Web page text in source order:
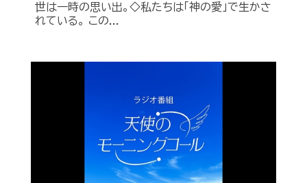
世は一時の思い出。◇私たちは「神の愛」で生かさ
れている。 この...